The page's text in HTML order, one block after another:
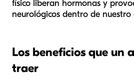
físico liberan hormonas y
neurológicos dentro de nuestro
Los beneficios que un
traer